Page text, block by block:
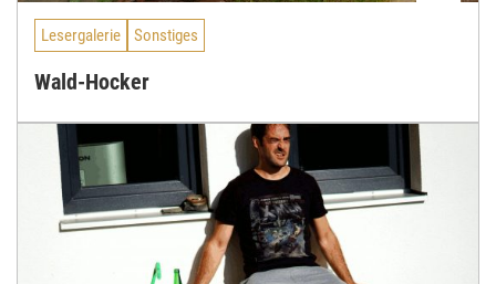
Lesergalerie Sonstiges
Wald-Hocker